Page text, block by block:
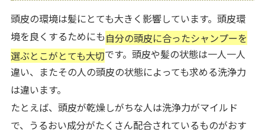
頭皮の環境は髪にとても大きく影響しています。頭皮環
境を良くするためにも自分の頭皮に合ったシャンプーを
選ぶとこがとても大切です。頭皮や髪の状態は一人一人
違い、またその人の頭皮の状態によっても求める洗浄力
は違います。
たとえば、頭皮が乾燥しがちな人は洗浄力がマイルド
で、うるおい成分がたくさん配合されているものがおす